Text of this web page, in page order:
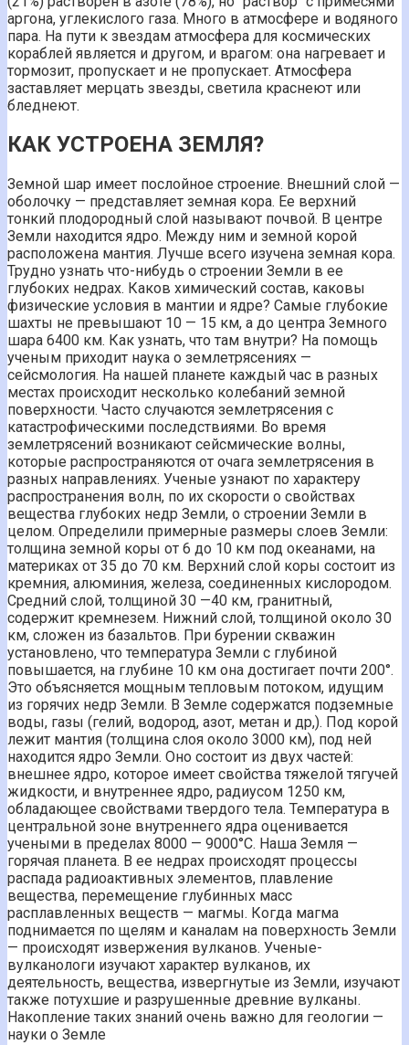
аргона, углекислого газа. Много в атмосфере и водяного
пара. На пути к звездам атмосфера для космических
кораблей является и другом, и врагом: она нагревает и
тормозит, пропускает и не пропускает. Атмосфера
заставляет мерцать звезды, светила краснеют или
бледнеют.
КАК УСТРОЕНА ЗЕМЛЯ?
Земной шар имеет послойное строение. Внешний слой —
оболочку — представляет земная кора. Ее верхний
тонкий плодородный слой называют почвой. В центре
Земли находится ядро. Между ним и земной корой
расположена мантия. Лучше всего изучена земная кора.
Трудно узнать что-нибудь о строении Земли в ее
глубоких недрах. Каков химический состав, каковы
физические условия в мантии и ядре? Самые глубокие
шахты не превышают 10 — 15 км, а до центра Земного
шара 6400 км. Как узнать, что там внутри? На помощь
ученым приходит наука о землетрясениях —
сейсмология. На нашей планете каждый час в разных
местах происходит несколько колебаний земной
поверхности. Часто случаются землетрясения с
катастрофическими последствиями. Во время
землетрясений возникают сейсмические волны,
которые распространяются от очага землетрясения в
разных направлениях. Ученые узнают по характеру
распространения волн, по их скорости о свойствах
вещества глубоких недр Земли, о строении Земли в
целом. Определили примерные размеры слоев Земли:
толщина земной коры от 6 до 10 км под океанами, на
материках от 35 до 70 км. Верхний слой коры состоит из
кремния, алюминия, железа, соединенных кислородом.
Средний слой, толщиной 30 —40 км, гранитный,
содержит кремнезем. Нижний слой, толщиной около 30
км, сложен из базальтов. При бурении скважин
установлено, что температура Земли с глубиной
повышается, на глубине 10 км она достигает почти 200°.
Это объясняется мощным тепловым потоком, идущим
из горячих недр Земли. В Земле содержатся подземные
воды, газы (гелий, водород, азот, метан и др,). Под корой
лежит мантия (толщина слоя около 3000 км), под ней
находится ядро Земли. Оно состоит из двух частей:
внешнее ядро, которое имеет свойства тяжелой тягучей
жидкости, и внутреннее ядро, радиусом 1250 км,
обладающее свойствами твердого тела. Температура в
центральной зоне внутреннего ядра оценивается
учеными в пределах 8000 — 9000°С. Наша Земля —
горячая планета. В ее недрах происходят процессы
распада радиоактивных элементов, плавление
вещества, перемещение глубинных масс
расплавленных веществ — магмы. Когда магма
поднимается по щелям и каналам на поверхность Земли
— происходят извержения вулканов. Ученые-
вулканологи изучают характер вулканов, их
деятельность, вещества, извергнутые из Земли, изучают
также потухшие и разрушенные древние вулканы.
Накопление таких знаний очень важно для геологии —
науки о Земле